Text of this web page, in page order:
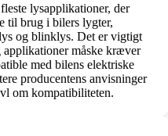
lysapplikationer, der
til brug i bilers lygter,
og blinklys. Det er vigtigt
måske kræver
med bilens elektriske
producentens anvisninger
om kompatibiliteten.